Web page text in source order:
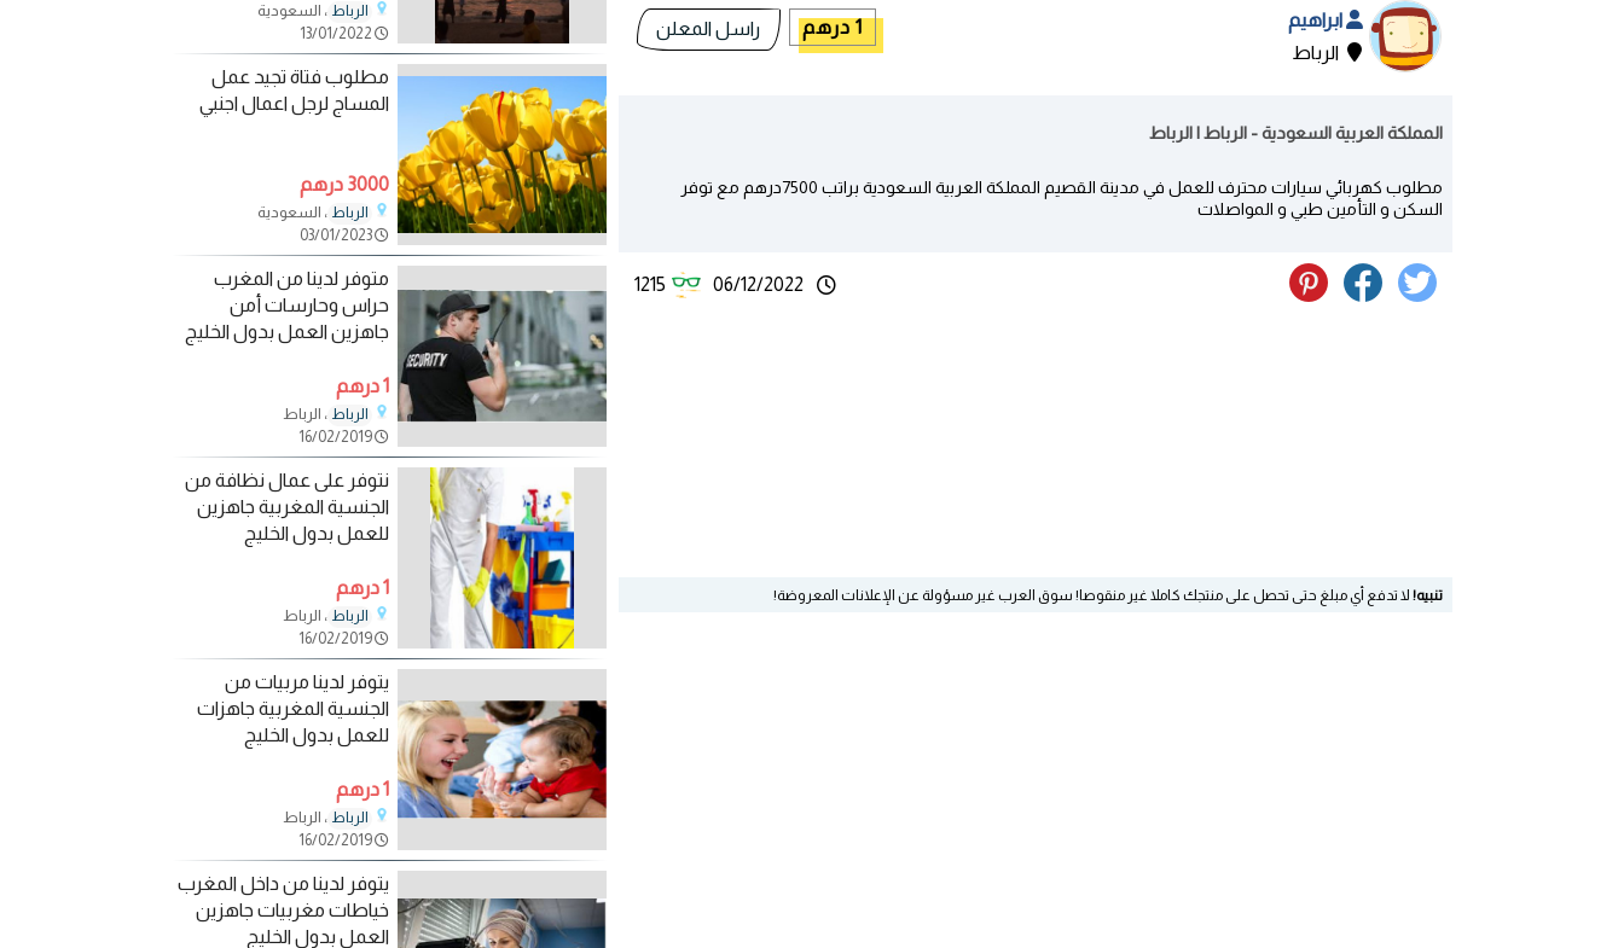
ابراهيم
الرباط
1 درهم راسل المعلن
المملكة العربية السعودية - الرباط | الرباط
مطلوب كهربائي سيارات محترف للعمل في مدينة القصيم المملكة العربية السعودية براتب 7500درهم مع توفر
السكن و التأمين طبي و المواصلات
06/12/2022
1215
تنبيه! لا تدفع أي مبلغ حتى تحصل على منتجك كاملا غير منقوصا! سوق العرب غير مسؤولة عن الإعلانات المعروضة!
الرباط ، السعودية
13/01/2022
مطلوب فتاة تجيد عمل
المساج لرجل اعمال اجنبي
3000 درهم
الرباط ، السعودية
03/01/2023
متوفر لدينا من المغرب
حراس وحارسات أمن
جاهزين العمل بدول الخليج
1 درهم
الرباط ، الرباط
16/02/2019
نتوفر على عمال نظافة من
الجنسية المغربية جاهزين
للعمل بدول الخليج
1 درهم
الرباط ، الرباط
16/02/2019
يتوفر لدينا مربيات من
الجنسية المغربية جاهزات
للعمل بدول الخليج
1 درهم
الرباط ، الرباط
16/02/2019
يتوفر لدينا من داخل المغرب
خياطات مغربيات جاهزين
العمل بدول الخليج